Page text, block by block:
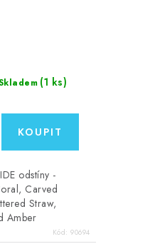
(1 ks)
odstíny -
Carved
Straw,
Amber
Kód:90694